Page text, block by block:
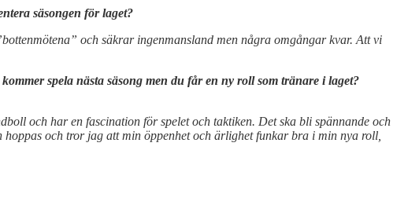
säsongen för laget?
och säkrar ingenmansland men några omgångar kvar. Att vi
spela nästa säsong men du får en ny roll som tränare i laget?
och har en fascination för spelet och taktiken. Det ska bli spännande och
och tror jag att min öppenhet och ärlighet funkar bra i min nya roll,